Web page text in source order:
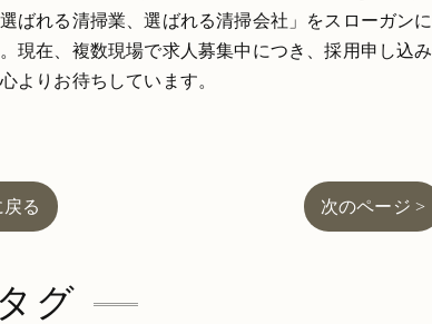
ばれる清掃業、選ばれる清掃会社」をスローガンに
現在、複数現場で求人募集中につき、採用申し込み
よりお待ちしています。
る 次のページ >
グ